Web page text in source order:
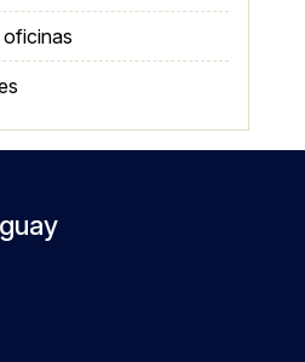
oficinas